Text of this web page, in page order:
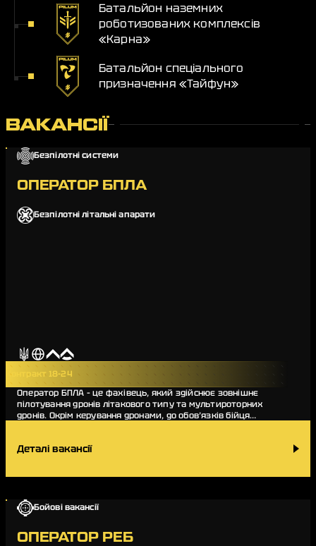
Батальйон наземних
роботизованих комплексів
«Карна»
Батальйон спеціального
призначення «Тайфун»
ВАКАНСІЇ
Безпілотні системи
ОПЕРАТОР БПЛА
Безпілотні літальні апарати
Контракт 18-24
Оператор БПЛА – це фахівець, який здійснює зовнішнє
пілотування дронів літакового типу та мультироторних
дронів. Окрім керування дронами, до обов’язків бійця
Деталі вакансії
Бойові вакансії
ОПЕРАТОР РЕБ